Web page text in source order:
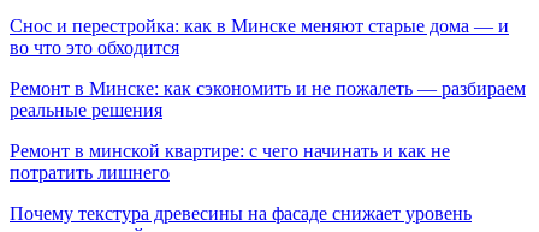
Снос и перестройка: как в Минске меняют старые дома — и
во что это обходится
Ремонт в Минске: как сэкономить и не пожалеть — разбираем
реальные решения
Ремонт в минской квартире: с чего начинать и как не
потратить лишнего
Почему текстура древесины на фасаде снижает уровень